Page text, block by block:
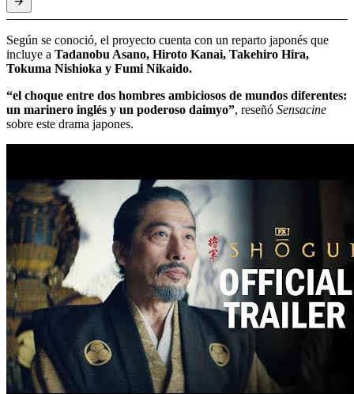
Según se conoció, el proyecto cuenta con un reparto japonés que
incluye a Tadanobu Asano, Hiroto Kanai, Takehiro Hira,
Tokuma Nishioka y Fumi Nikaido.
“el choque entre dos hombres ambiciosos de mundos diferentes:
un marinero inglés y un poderoso daimyo”, reseñó Sensacine
sobre este drama japones.